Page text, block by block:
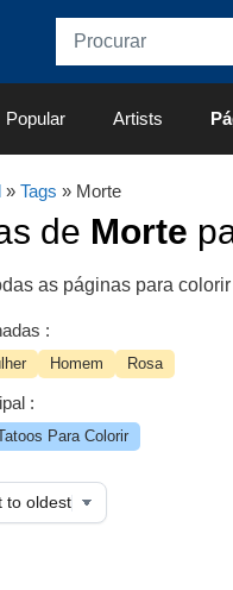
Popular Artists
» Tags » Morte
de Morte
as páginas para
:
Homem Rosa
:
Para Colorir